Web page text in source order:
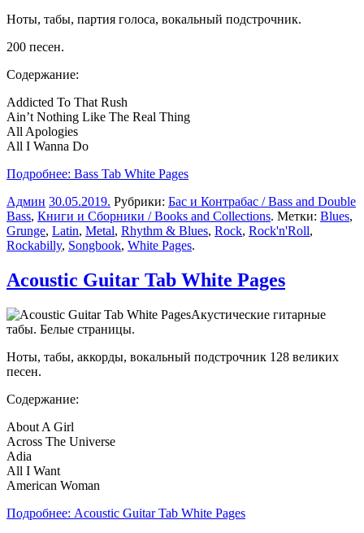
Ноты, табы, партия голоса, вокальный подстрочник.
200 песен.
Содержание:
Addicted To That Rush
Ain’t Nothing Like The Real Thing
All Apologies
All I Wanna Do
Подробнее: Bass Tab White Pages
Админ 30.05.2019. Рубрики: Бас и Контрабас / Bass and Double
Bass, Книги и Сборники / Books and Collections. Метки: Blues,
Grunge, Latin, Metal, Rhythm & Blues, Rock, Rock'n'Roll,
Rockabilly, Songbook, White Pages.
Acoustic Guitar Tab White Pages
Акустические гитарные
табы. Белые страницы.
Ноты, табы, аккорды, вокальный подстрочник 128 великих
песен.
Содержание:
About A Girl
Across The Universe
Adia
All I Want
American Woman
Подробнее: Acoustic Guitar Tab White Pages